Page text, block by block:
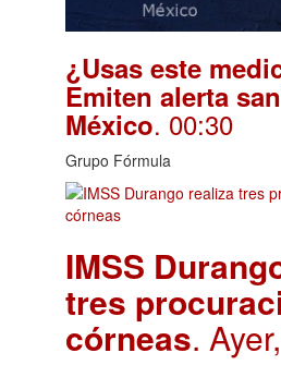
¿Usas este
Emiten alerta
México. 00:30
Grupo Fórmula
IMSS
tres
córneas.